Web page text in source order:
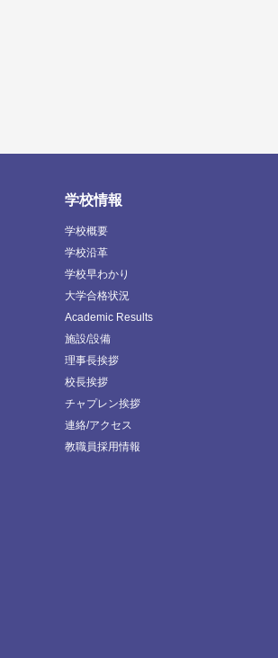
学校情報
学校概要
学校沿革
学校早わかり
大学合格状況
Academic Results
施設/設備
理事長挨拶
校長挨拶
チャプレン挨拶
連絡/アクセス
教職員採用情報